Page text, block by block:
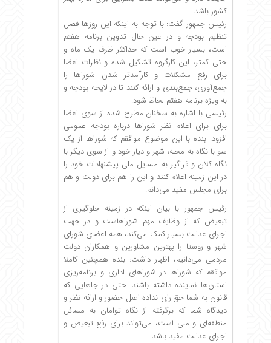
کشور باشد.
رئیس جمهور گفت: با توجه به اینکه این روزها فصل
تنظیم بودجه و در عین حال تدوین برنامه هفتم
است، بسیار خوب است که حداکثر ظرف یک ماه و
حتی کمتر، این کارگروه تشکیل شده و نظرات اعضا
برای رفع مشکلات و کارآمدتر شدن شوراها را
جمع‌آوری، جمع‌بندی و ارائه کنند تا در لایحه بودجه و
به ویژه برنامه هفتم لحاظ شود.
رئیسی با اشاره به سخنان مطرح شده از سوی اعضا
برای برای اعلام نظر شوراها درباره بودجه عمومی
افزود: بنده با این موضوع موافقم که شوراها از یک
سو با نگاه به محله، شهر و دیار خود و از سوی دیگر با
نگاه کلان و فراگیر به مسایل ملی پیشنهادات خود را
در این زمینه اعلام کنند و این را هم برای دولت و هم
برای مجلس مفید می‌دانم.
رئیس جمهور با بیان اینکه در زمینه جلوگیری از
تبعیض که از وظایف مهم شوراهاست و در جهت
اجرای عدالت بسیار کمک می‌کند، همه اعضای شورای
شهر و روستا را بهترین مشاورین و همکاران دولت
مردمی می‌دانیم، اظهار داشت: بنده همچنین کاملا
موافقم که شوراها در شوراهای اداری و برنامه‌ریزی
استان‌ها نماینده داشته باشند. حتی در جاهایی که
قانون به شما حق رای نداده اصل حضور و ارائه نظر و
دیدگاه شما که برگرفته از نگاه توامان به مسائل
منطقه‌ای و ملی است، می‌تواند برای رفع تبعیض و
اجرای عدالت مفید باشد.